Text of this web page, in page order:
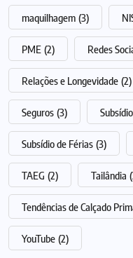
maquilhagem (3)
PME (2) Redes
Relações e Longevidade (2)
Seguros (3)
Subsídio de Férias (3)
TAEG (2) Tailândia
Tendências de Calçado
YouTube (2)